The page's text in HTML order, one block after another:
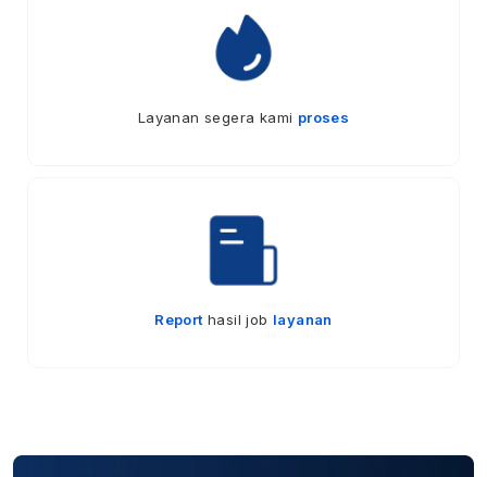
Layanan segera kami proses
Reporthasil job layanan